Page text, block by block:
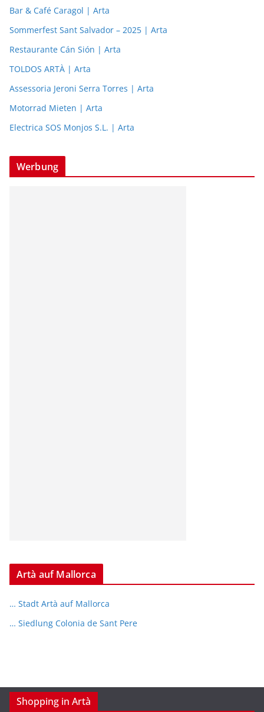
Bar & Café Caragol | Arta
Sommerfest Sant Salvador – 2025 | Arta
Restaurante Cán Sión | Arta
TOLDOS ARTÀ | Arta
Assessoria Jeroni Serra Torres | Arta
Motorrad Mieten | Arta
Electrica SOS Monjos S.L. | Arta
Werbung
Artà auf Mallorca
… Stadt Artà auf Mallorca
… Siedlung Colonia de Sant Pere
Shopping in Artà